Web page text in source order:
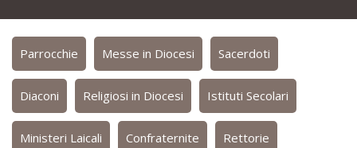
Parrocchie Messe in Diocesi Sacerdoti
Diaconi Religiosi in Diocesi Istituti Secolari
Ministeri Laicali Confraternite Rettorie